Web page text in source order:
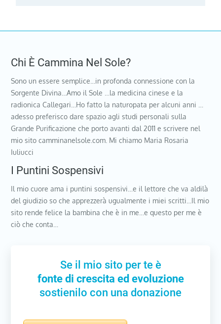
Chi È Cammina Nel Sole?
Sono un essere semplice…in profonda connessione con la
Sorgente Divina…Amo il Sole …la medicina cinese e la
radionica Callegari…Ho fatto la naturopata per alcuni anni …
adesso preferisco dare spazio agli studi personali sulla
Grande Purificazione che porto avanti dal 2011 e scrivere nel
mio sito camminanelsole.com. Mi chiamo Maria Rosaria
Iuliucci
I Puntini Sospensivi
Il mio cuore ama i puntini sospensivi…e il lettore che va aldilà
del giudizio so che apprezzerà ugualmente i miei scritti…Il mio
sito rende felice la bambina che è in me…e questo per me è
ciò che conta…
Se il mio sito per te è
fonte di crescita ed evoluzione
sostienilo con una donazione